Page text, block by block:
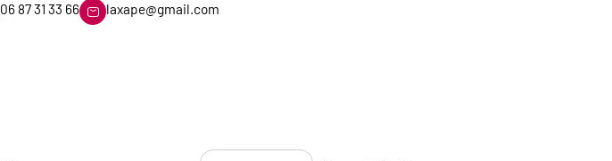
06 87 31 33 66 laxape@gmail.com